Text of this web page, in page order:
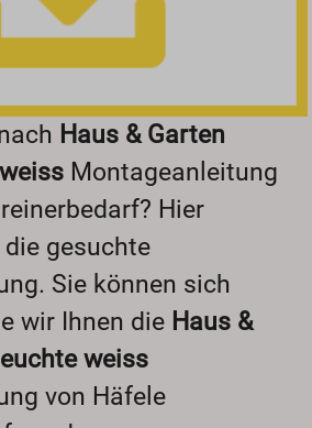
Haus & Garten
Montageanleitung
Hier
gesuchte
Sie können sich
wir Ihnen die Haus &
weiss
von Häfele